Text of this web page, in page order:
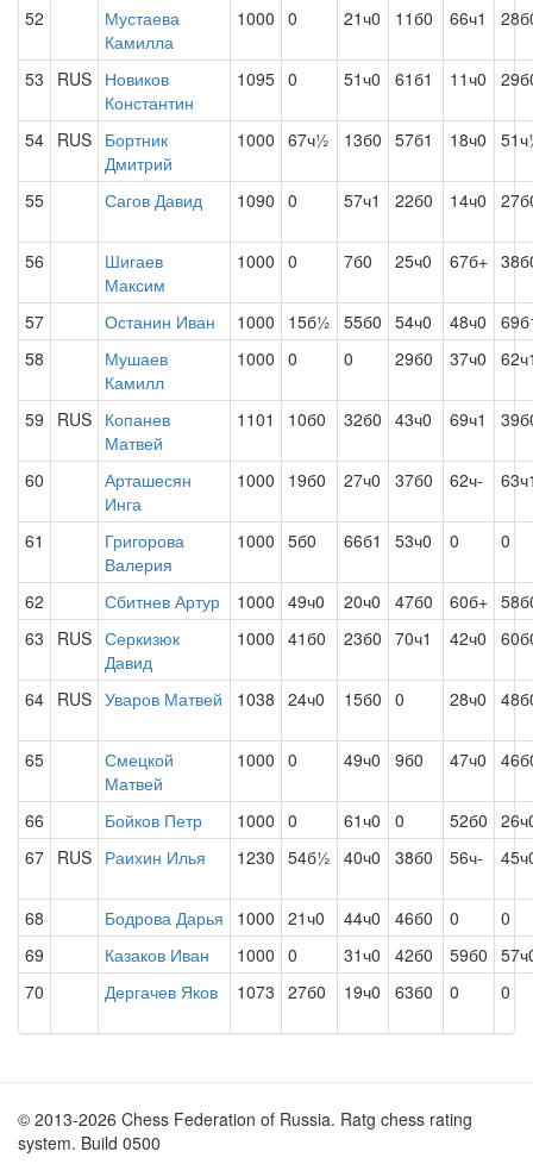
52
Мустаева
Камилла
1000 0 21ч0 11б0 66ч1
53 RUS Новиков
Константин
1095 0 51ч0 61б1 11ч0
54 RUS Бортник
Дмитрий
1000 67ч½ 13б0 57б1 18ч0
55 Сагов Давид 1090 0 57ч1 22б0 14ч0
56
Шигаев
Максим
1000 0 7б0 25ч0 67б+
57 Останин Иван 1000 15б½ 55б0 54ч0 48ч0
58
Мушаев
Камилл
1000 0 0 29б0 37ч0
59 RUS Копанев
Матвей
1101 10б0 32б0 43ч0 69ч1
60
Арташесян
Инга
1000 19б0 27ч0 37б0 62ч-
61
Григорова
Валерия
1000 5б0 66б1 53ч0 0 0
62 Сбитнев Артур 1000 49ч0 20ч0 47б0 60б+
63
RUS Серкизюк
Давид
1000 41б0 23б0 70ч1 42ч0
64 RUS Уваров Матвей 1038 24ч0 15б0 0 28ч0
65
Смецкой
Матвей
1000 0 49ч0 9б0 47ч0
66 Бойков Петр 1000 0 61ч0 0 52б0
67 RUS Раихин Илья 1230 54б½ 40ч0 38б0 56ч-
68 Бодрова Дарья 1000 21ч0 44ч0 46б0 0
0
69
Казаков Иван 1000 0 31ч0 42б0 59б0
70
Дергачев Яков 1073 27б0 19ч0 63б0 0 0
© 2013-2026 Chess Federation of Russia. Ratg chess rating
system. Build 0500